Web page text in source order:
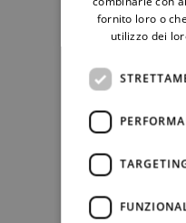
fornito loro o
utilizzo dei